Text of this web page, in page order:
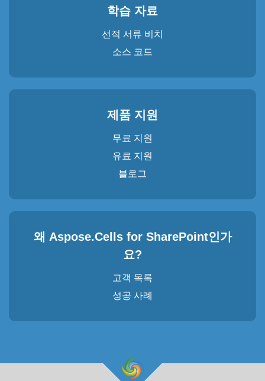
학습 자료
선적 서류 비치
소스 코드
제품 지원
무료 지원
유료 지원
블로그
왜 Aspose.Cells for SharePoint인가
요?
고객 목록
성공 사례